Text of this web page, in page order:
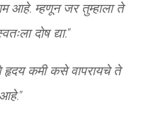
आहे. म्हणून जर तुम्हाला ते
दोष द्या.”
हृदय कमी कसे वापरायचे ते